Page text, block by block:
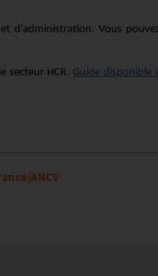
d’administration. Vous
secteur HCR. Guide disponible
ANCV